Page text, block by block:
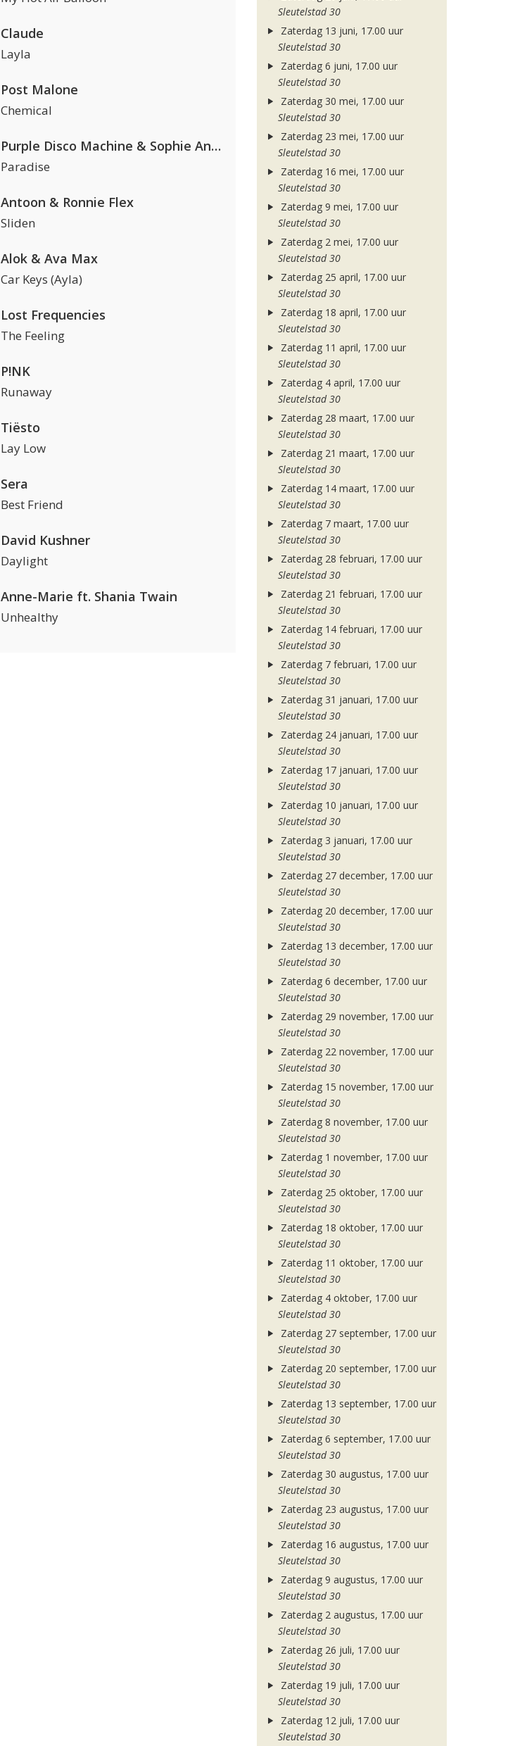
Claude
Layla
Post Malone
Chemical
Purple Disco Machine & Sophie And The Giants
Paradise
Antoon & Ronnie Flex
Sliden
Alok & Ava Max
Car Keys (Ayla)
Lost Frequencies
The Feeling
P!NK
Runaway
Tiësto
Lay Low
Sera
Best Friend
David Kushner
Daylight
Anne-Marie ft. Shania Twain
Unhealthy
Sleutelstad 30
Zaterdag 13 juni, 17.00 uur
Sleutelstad 30
Zaterdag 6 juni, 17.00 uur
Sleutelstad 30
Zaterdag 30 mei, 17.00 uur
Sleutelstad 30
Zaterdag 23 mei, 17.00 uur
Sleutelstad 30
Zaterdag 16 mei, 17.00 uur
Sleutelstad 30
Zaterdag 9 mei, 17.00 uur
Sleutelstad 30
Zaterdag 2 mei, 17.00 uur
Sleutelstad 30
Zaterdag 25 april, 17.00 uur
Sleutelstad 30
Zaterdag 18 april, 17.00 uur
Sleutelstad 30
Zaterdag 11 april, 17.00 uur
Sleutelstad 30
Zaterdag 4 april, 17.00 uur
Sleutelstad 30
Zaterdag 28 maart, 17.00 uur
Sleutelstad 30
Zaterdag 21 maart, 17.00 uur
Sleutelstad 30
Zaterdag 14 maart, 17.00 uur
Sleutelstad 30
Zaterdag 7 maart, 17.00 uur
Sleutelstad 30
Zaterdag 28 februari, 17.00 uur
Sleutelstad 30
Zaterdag 21 februari, 17.00 uur
Sleutelstad 30
Zaterdag 14 februari, 17.00 uur
Sleutelstad 30
Zaterdag 7 februari, 17.00 uur
Sleutelstad 30
Zaterdag 31 januari, 17.00 uur
Sleutelstad 30
Zaterdag 24 januari, 17.00 uur
Sleutelstad 30
Zaterdag 17 januari, 17.00 uur
Sleutelstad 30
Zaterdag 10 januari, 17.00 uur
Sleutelstad 30
Zaterdag 3 januari, 17.00 uur
Sleutelstad 30
Zaterdag 27 december, 17.00 uur
Sleutelstad 30
Zaterdag 20 december, 17.00 uur
Sleutelstad 30
Zaterdag 13 december, 17.00 uur
Sleutelstad 30
Zaterdag 6 december, 17.00 uur
Sleutelstad 30
Zaterdag 29 november, 17.00 uur
Sleutelstad 30
Zaterdag 22 november, 17.00 uur
Sleutelstad 30
Zaterdag 15 november, 17.00 uur
Sleutelstad 30
Zaterdag 8 november, 17.00 uur
Sleutelstad 30
Zaterdag 1 november, 17.00 uur
Sleutelstad 30
Zaterdag 25 oktober, 17.00 uur
Sleutelstad 30
Zaterdag 18 oktober, 17.00 uur
Sleutelstad 30
Zaterdag 11 oktober, 17.00 uur
Sleutelstad 30
Zaterdag 4 oktober, 17.00 uur
Sleutelstad 30
Zaterdag 27 september, 17.00 uur
Sleutelstad 30
Zaterdag 20 september, 17.00 uur
Sleutelstad 30
Zaterdag 13 september, 17.00 uur
Sleutelstad 30
Zaterdag 6 september, 17.00 uur
Sleutelstad 30
Zaterdag 30 augustus, 17.00 uur
Sleutelstad 30
Zaterdag 23 augustus, 17.00 uur
Sleutelstad 30
Zaterdag 16 augustus, 17.00 uur
Sleutelstad 30
Zaterdag 9 augustus, 17.00 uur
Sleutelstad 30
Zaterdag 2 augustus, 17.00 uur
Sleutelstad 30
Zaterdag 26 juli, 17.00 uur
Sleutelstad 30
Zaterdag 19 juli, 17.00 uur
Sleutelstad 30
Zaterdag 12 juli, 17.00 uur
Sleutelstad 30